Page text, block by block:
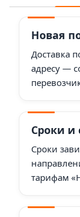
Новая
Доставка
адресу —
Сроки и
Сроки
тарифам